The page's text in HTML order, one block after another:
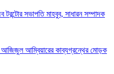
সভাপতি মাহবুব, সাধারন সম্পাদক
আজিজুল আম্বিয়ারের কাব্যগ্রন্থের মোড়ক